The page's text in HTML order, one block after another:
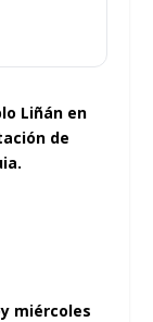
Liñán en
de
miércoles